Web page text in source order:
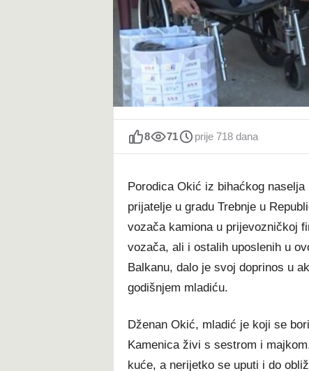
8 71 prije 718 dana
Porodica Okić iz bihaćkog
prijatelje u gradu Trebnje u
vozača kamiona u prijevozničkoj
vozača, ali i ostalih uposlenih u
Balkanu, dalo je svoj doprinos u
godišnjem mladiću.
Dženan Okić, mladić je koji se
Kamenica živi s sestrom i
kuće, a nerijetko se uputi i do